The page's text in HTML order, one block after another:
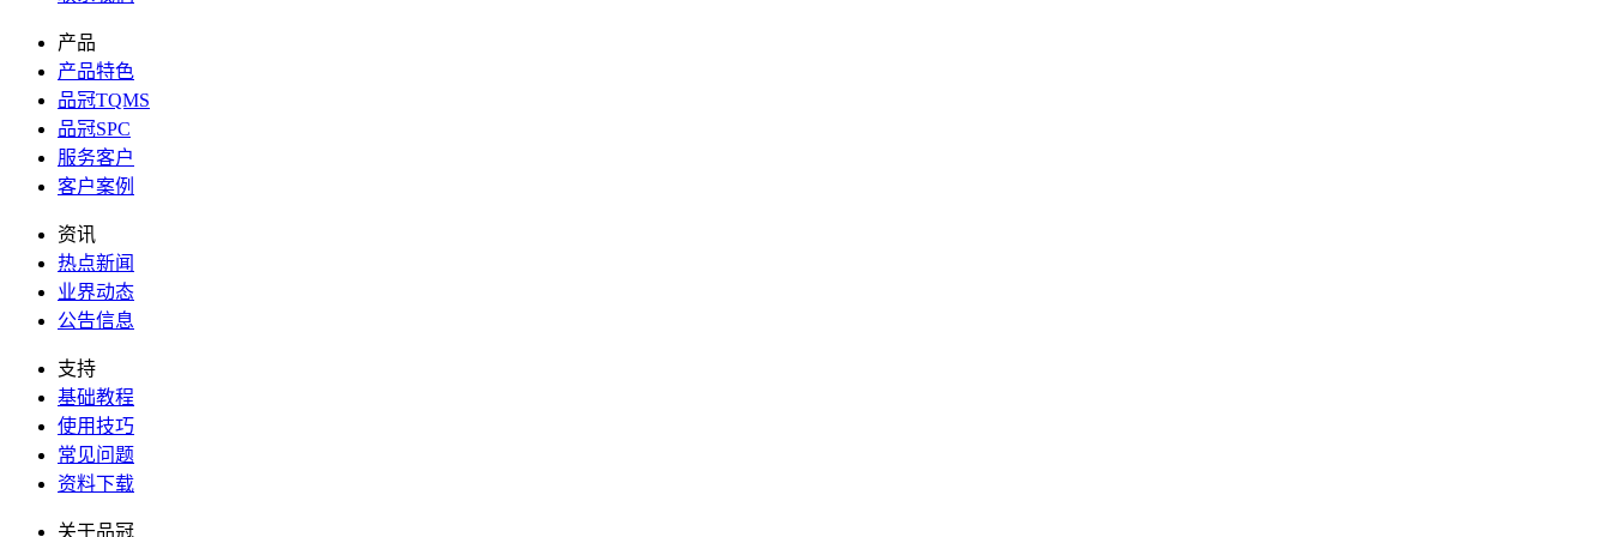
产品
产品特色
品冠TQMS
品冠SPC
服务客户
客户案例
资讯
热点新闻
业界动态
公告信息
支持
基础教程
使用技巧
常见问题
资料下载
关于品冠